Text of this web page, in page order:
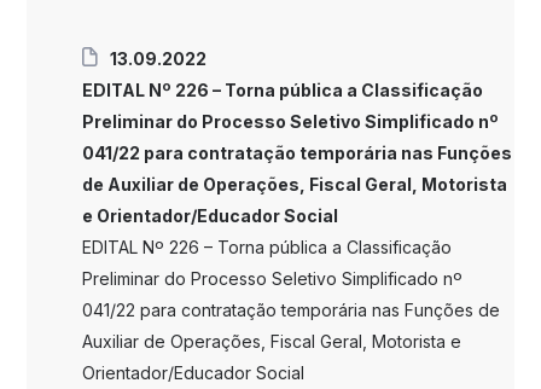
13.09.2022
EDITAL Nº 226 – Torna pública a Classificação
Preliminar do Processo Seletivo Simplificado nº
041/22 para contratação temporária nas Funções
de Auxiliar de Operações, Fiscal Geral, Motorista
e Orientador/Educador Social
EDITAL Nº 226 – Torna pública a Classificação
Preliminar do Processo Seletivo Simplificado nº
041/22 para contratação temporária nas Funções de
Auxiliar de Operações, Fiscal Geral, Motorista e
Orientador/Educador Social